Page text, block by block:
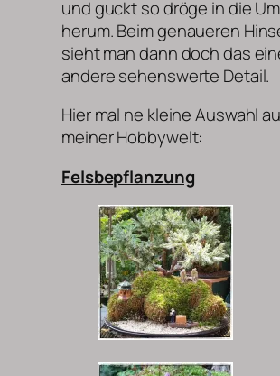
und guckt so dröge in die
herum. Beim genaueren
sieht man dann doch das
andere sehenswerte Detail.
Hier mal ne kleine Auswahl
meiner Hobbywelt:
Felsbepflanzung